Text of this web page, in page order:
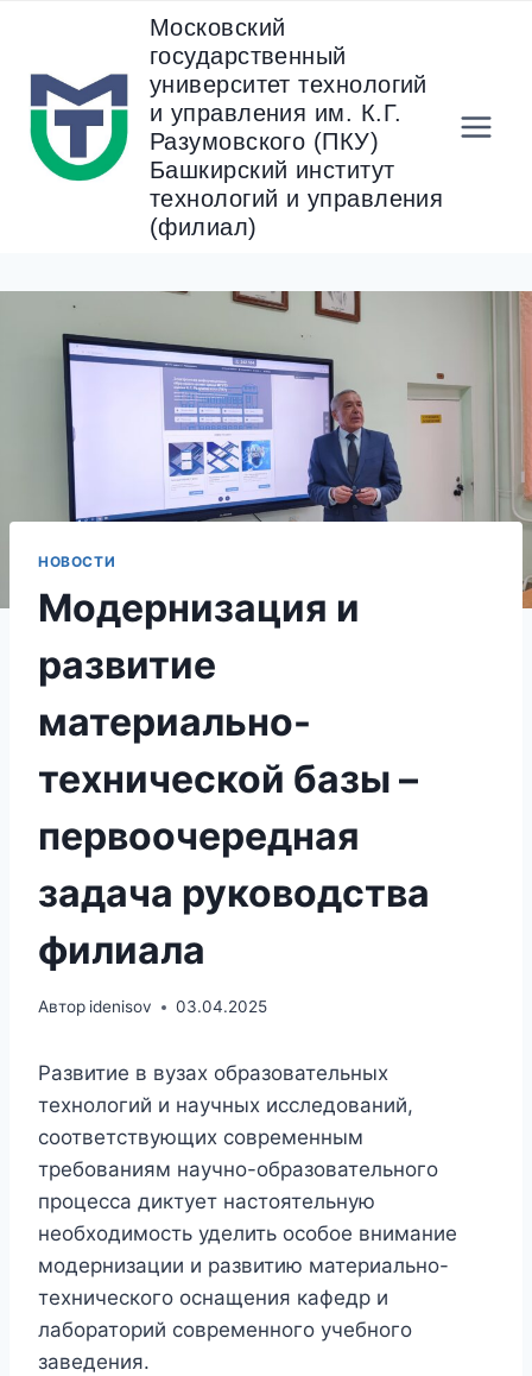
содержанию
Московский
государственный
университет технологий
и управления им. К.Г.
Разумовского (ПКУ)
Башкирский институт
технологий и управления
(филиал)
НОВОСТИ
Модернизация и
развитие
материально-
технической базы –
первоочередная
задача руководства
филиала
Автор idenisov 03.04.2025
Развитие в вузах образовательных
технологий и научных исследований,
соответствующих современным
требованиям научно-образовательного
процесса диктует настоятельную
необходимость уделить особое внимание
модернизации и развитию материально-
технического оснащения кафедр и
лабораторий современного учебного
заведения.